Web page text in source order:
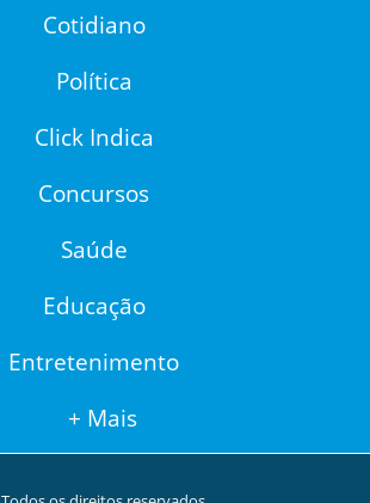
Cotidiano
Política
Click Indica
Concursos
Saúde
Educação
Entretenimento
+ Mais